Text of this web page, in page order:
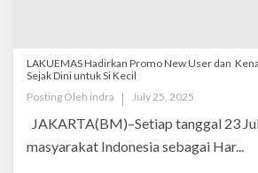
LAKUEMAS Hadirkan Promo New User dan
Sejak Dini untuk Si Kecil
Posting Oleh indra July 25, 2025
JAKARTA(BM)–Setiap tanggal 23
masyarakat Indonesia sebagai Har...